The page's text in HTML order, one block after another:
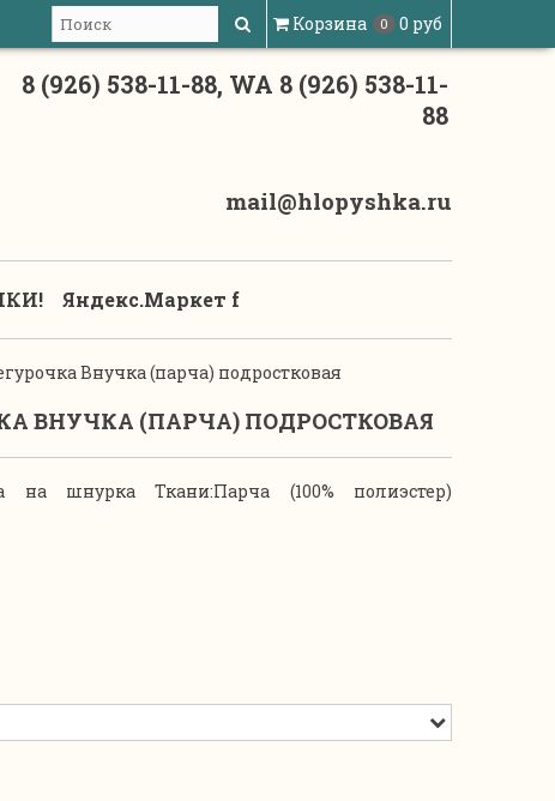
Корзина 0 0 руб
8 (926) 538-11-88, WA 8 (926) 538-11-
88
mail@hlopyshka.ru
Яндекс.Маркет f
Внучка (парча) подростковая
ВНУЧКА (ПАРЧА) ПОДРОСТКОВАЯ
шнурка Ткани:Парча (100% полиэстер)